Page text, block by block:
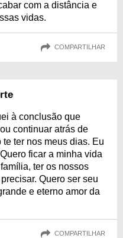
com a distância e
vidas.
COMPARTILHAR
à conclusão que
continuar atrás de
ter nos meus dias. Eu
ficar a minha vida
ter os nossos
Quero ser seu
e eterno amor da
COMPARTILHAR